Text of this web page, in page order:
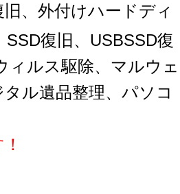
、外付けハードディ
復旧、USBSSD復
ィルス駆除、マルウェ
ル遺品整理、パソコ